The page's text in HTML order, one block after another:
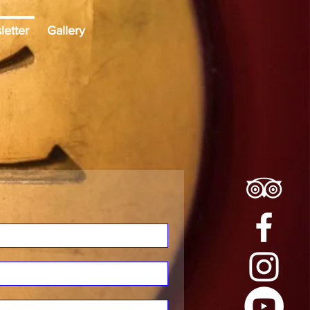
Gallery